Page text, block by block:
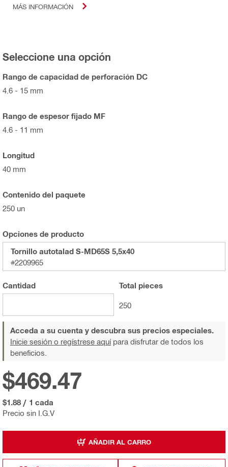
MÁS INFORMACIÓN
Seleccione una opción
Rango de capacidad de perforación DC
4.6 - 15 mm
Rango de espesor fijado MF
4.6 - 11 mm
Longitud
40 mm
Contenido del paquete
250 un
Opciones de producto
Tornillo autotalad S-MD65S 5,5x40
#2209965
Cantidad Total pieces
250
Acceda a su cuenta y descubra sus precios especiales.
Inicie sesión o regístrese aquípara disfrutar de todos los
beneficios.
Precio sin I.G.V
$469.47
$1.88 / 1 cada
AÑADIR AL CARRO